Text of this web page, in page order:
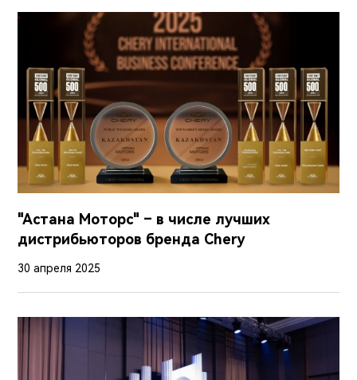
"Астана Моторс" – в числе лучших
дистрибьюторов бренда Chery
30 апреля 2025